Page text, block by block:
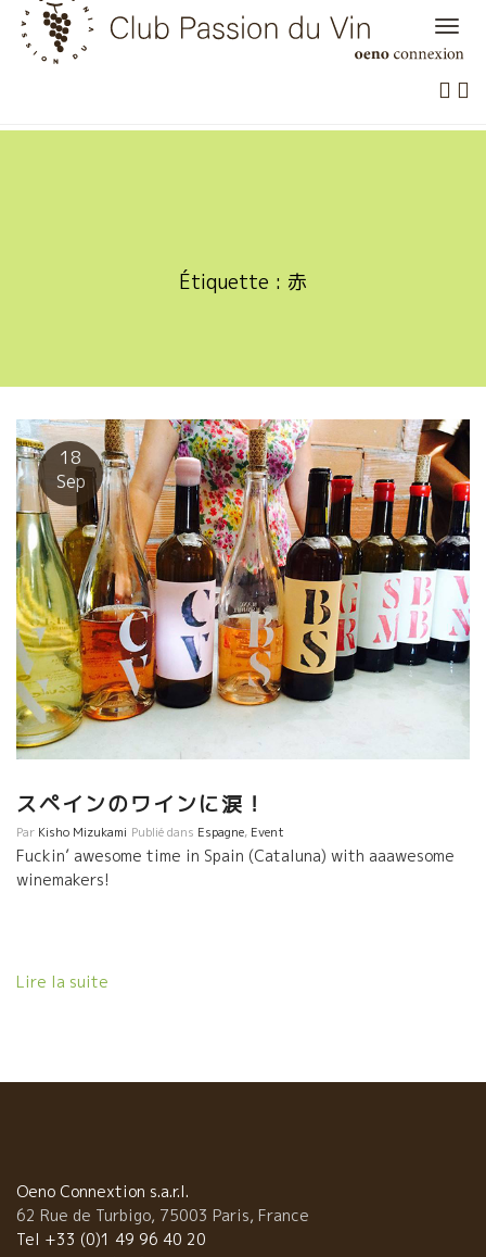
Skip
content
Étiquette : 赤
18
Sep
スペインのワインに涙！
Par Kisho Mizukami Publié dans Espagne, Event
Fuckin’ awesome time in Spain (Cataluna) with aaawesome
winemakers!
Lire la suite
Oeno Connextion s.a.r.l.
62 Rue de Turbigo, 75003 Paris, France
Tel +33 (0)1 49 96 40 20